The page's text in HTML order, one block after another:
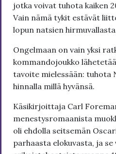
jotka voivat tuhota kaiken
Vain nämä tykit estävät
lopun natsien
Ongelmaan on vain yksi
kommandojoukko
tavoite mielessään: tuhota
hinnalla millä hyvänsä.
Käsikirjoittaja Carl
menestysromaanista
oli ehdolla seitsemän
parhaasta elokuvasta, ja